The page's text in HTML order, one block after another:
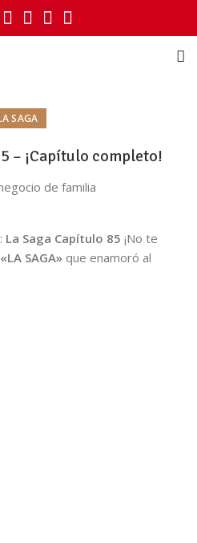
SAGA
– ¡Capítulo completo!
La Saga Capítulo 85 ¡No te
«LA SAGA» que enamoró al